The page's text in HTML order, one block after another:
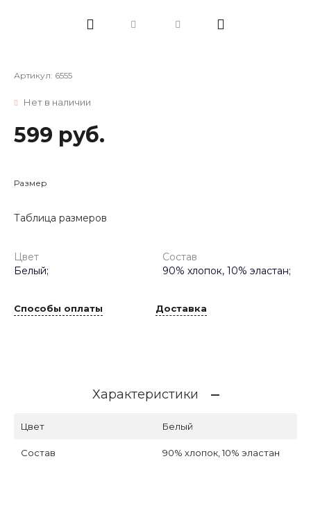
Артикул: 6555
Нет в наличии
599 руб.
Размер
Таблица размеров
Цвет
Белый;
Состав
90% хлопок, 10% эластан;
Способы оплаты Доставка
Характеристики
Цвет Белый
Состав 90% хлопок, 10% эластан